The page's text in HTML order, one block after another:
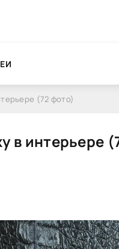
(72 фото)
в интерьере